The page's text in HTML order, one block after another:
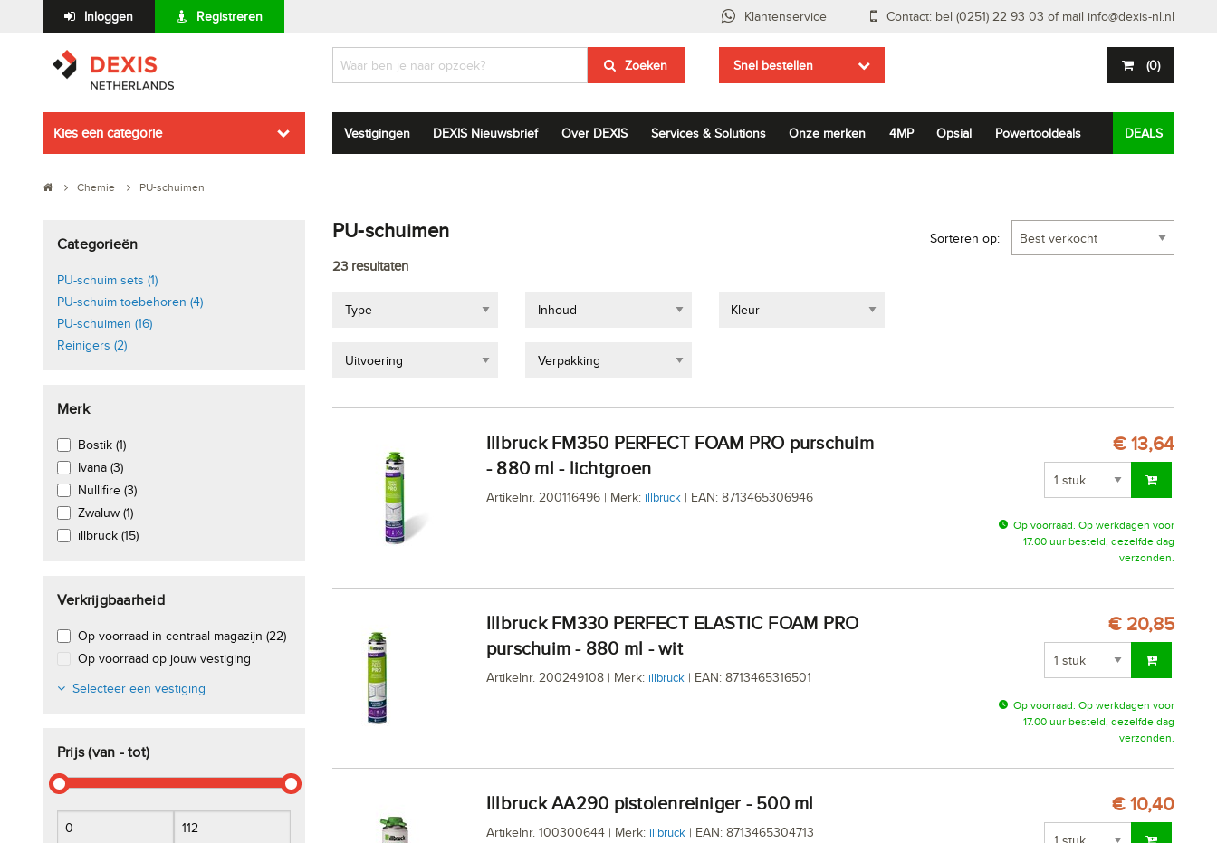
Inloggen Registreren Klantenservice Contact: bel (0251) 22 93 03 of mail info@dexis-nl.nl
Zoeken Snel bestellen (0)
Kies een categorie Vestigingen DEXIS Nieuwsbrief Over DEXIS Services & Solutions Onze merken 4MP Opsial Powertooldeals DEALS
Chemie PU-schuimen
Categorieën
PU-schuim sets (1)
PU-schuim toebehoren (4)
PU-schuimen (16)
Reinigers (2)
Merk
Bostik (1)
Ivana (3)
Nullifire (3)
Zwaluw (1)
illbruck (15)
Verkrijgbaarheid
Op voorraad in centraal magazijn (22)
Op voorraad op jouw vestiging
Selecteer een vestiging
Prijs (van - tot)
PU-schuimen
23 resultaten
Type Inhoud Kleur
Uitvoering Verpakking
Sorteren op:
illbruck FM350 PERFECT FOAM PRO purschuim
- 880 ml - lichtgroen
Artikelnr. 200116496 | Merk: illbruck| EAN: 8713465306946
€ 13,64
Op voorraad. Op werkdagen voor
17.00 uur besteld, dezelfde dag
verzonden.
illbruck FM330 PERFECT ELASTIC FOAM PRO
purschuim - 880 ml - wit
Artikelnr. 200249108 | Merk: illbruck| EAN: 8713465316501
€ 20,85
Op voorraad. Op werkdagen voor
17.00 uur besteld, dezelfde dag
verzonden.
illbruck AA290 pistolenreiniger - 500 ml
Artikelnr. 100300644 | Merk: illbruck| EAN: 8713465304713
€ 10,40